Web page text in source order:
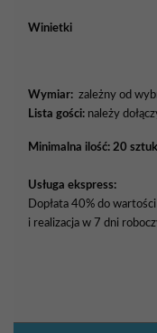
Winietki
Wymiar: zależny od
Lista gości: należy
Minimalna ilość: 20 sztuk
Usługa ekspress:
Dopłata 40% do
i realizacja w 7 dni